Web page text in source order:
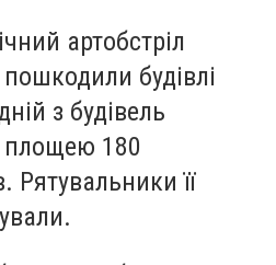
артобстріл
будівлі
з будівель
площею 180
Рятувальники її